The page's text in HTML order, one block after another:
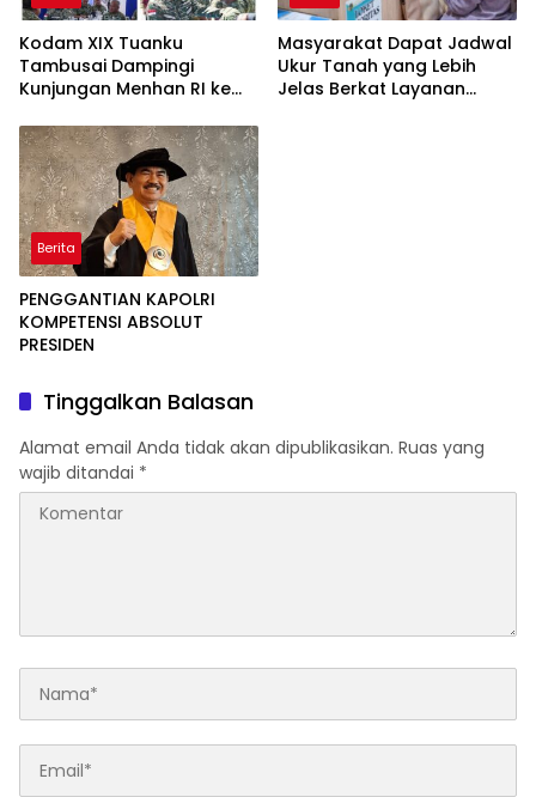
Kodam XIX Tuanku
Tambusai Dampingi
Kunjungan Menhan RI ke
Perkuat Pembangunan
Satuan
Masyarakat Dapat Jadwal
Ukur Tanah yang Lebih
Jelas Berkat Layanan
Berita
PENGGANTIAN KAPOLRI
KOMPETENSI ABSOLUT
PRESIDEN
Tinggalkan Balasan
Alamat email Anda tidak akan dipublikasikan. Ruas yang
wajib ditandai *